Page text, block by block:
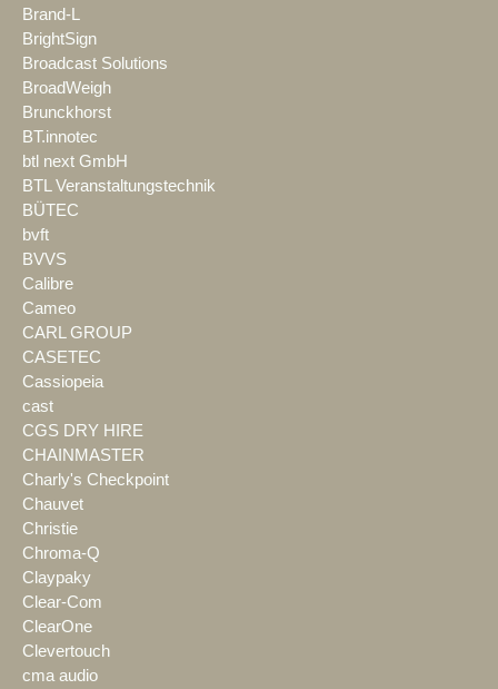
Brand-L
BrightSign
Broadcast Solutions
BroadWeigh
Brunckhorst
BT.innotec
btl next GmbH
BTL Veranstaltungstechnik
BÜTEC
bvft
BVVS
Calibre
Cameo
CARL GROUP
CASETEC
Cassiopeia
cast
CGS DRY HIRE
CHAINMASTER
Charly's Checkpoint
Chauvet
Christie
Chroma-Q
Claypaky
Clear-Com
ClearOne
Clevertouch
cma audio